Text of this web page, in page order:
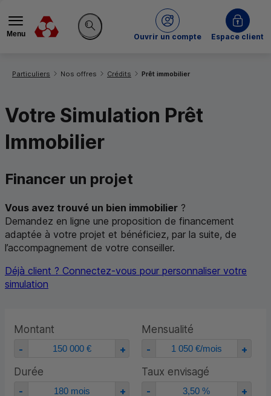
Menu
Rechercher sur le site
Ouvrir un compte
du Crédit MutuelEspace client
Particuliers Nos offres Crédits Prêt immobilier
Votre Simulation Prêt
Immobilier
Financer un projet
Vous avez trouvé un bien immobilier ?
Demandez en ligne une proposition de financement
adaptée à votre projet et bénéficiez, par la suite, de
l’accompagnement de votre conseiller.
Déjà client ? Connectez-vous pour personnaliser votre
simulation
Montant Mensualité
Durée Taux envisagé